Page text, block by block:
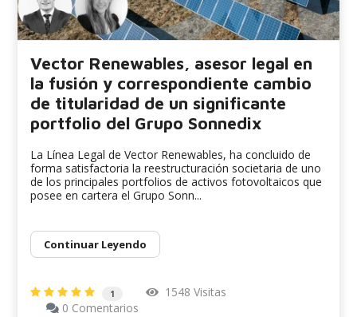
Vector Renewables, asesor legal en
la fusión y correspondiente cambio
de titularidad de un significante
portfolio del Grupo Sonnedix
La Línea Legal de Vector Renewables, ha concluido de
forma satisfactoria la reestructuración societaria de uno
de los principales portfolios de activos fotovoltaicos que
posee en cartera el Grupo Sonn...
Continuar Leyendo
1
1548 Visitas
0 Comentarios